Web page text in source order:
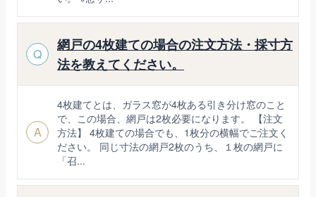
Q
網戸の4枚建ての場合の注文方法・採寸方
法を教えてください。
A
4枚建てとは、ガラス窓が4枚ある引き分け窓のこと
で、この場合、網戸は2枚必要になります。 【注文
方法】 4枚建ての場合でも、1枚分の横幅でご注文く
ださい。 同じ寸法の網戸2枚のうち、１枚の網戸に
「召...